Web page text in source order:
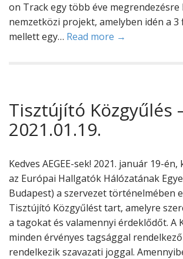
on Track egy több éve megrendezésre
nemzetközi projekt, amelyben idén a 3
mellett egy… Read more →
Tisztújító Közgyűlés
2021.01.19.
Kedves AEGEE-sek! 2021. január 19-
az Európai Hallgatók Hálózatának
Budapest) a szervezet történelmében
Tisztújító Közgyűlést tart, amelyre
a tagokat és valamennyi érdeklődőt. A
minden érvényes tagsággal
rendelkezik szavazati joggal.